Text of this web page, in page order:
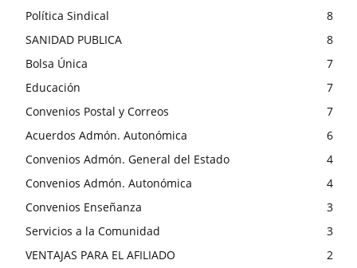
Política Sindical
8
SANIDAD PUBLICA
8
Bolsa Única
7
Educación
7
Convenios Postal y Correos
7
Acuerdos Admón. Autonómica
6
Convenios Admón. General del Estado
4
Convenios Admón. Autonómica
4
Convenios Enseñanza
3
Servicios a la Comunidad
3
VENTAJAS PARA EL AFILIADO
2